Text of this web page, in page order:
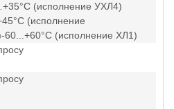
(исполнение УХЛ4)
(исполнение
60...+60°С (исполнение ХЛ1)